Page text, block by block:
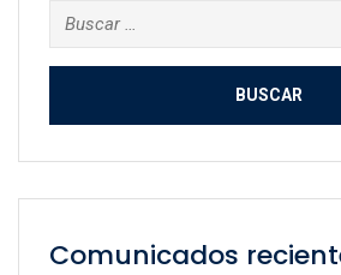
Buscar:
Comunicados